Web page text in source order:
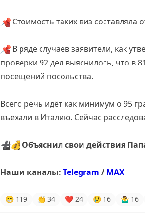
📌Стоимость таких виз составляла
📌В ряде случаев заявители, как
проверки 92 дел выяснилось, что в
посещений посольства.
Всего речь идёт как минимум о 95
въехали в Италию. Сейчас
➕💰 Объяснил свои действия
Наши каналы: Telegram / MAX
😁 119 👏 34 ❤ 24 😢 16 🤷‍♂ 16